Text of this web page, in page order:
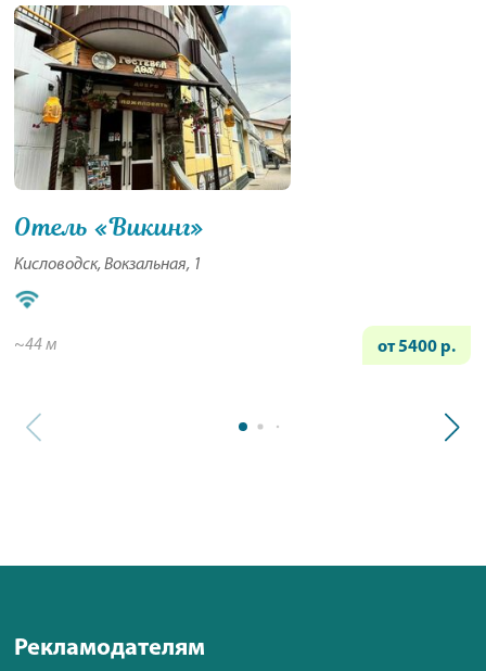
Отель «Викинг»
Кисловодск, Вокзальная, 1
~44 м от 5400 р.
Рекламодателям